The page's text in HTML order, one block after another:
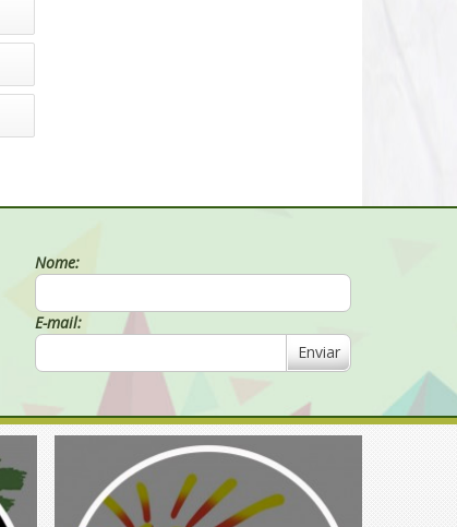
Nome:
E-mail:
Enviar